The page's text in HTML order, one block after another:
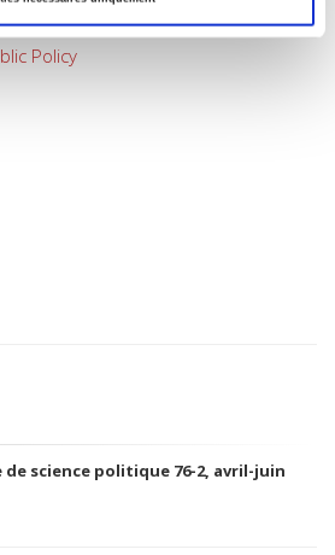
Policy
de science politique 76-2, avril-juin